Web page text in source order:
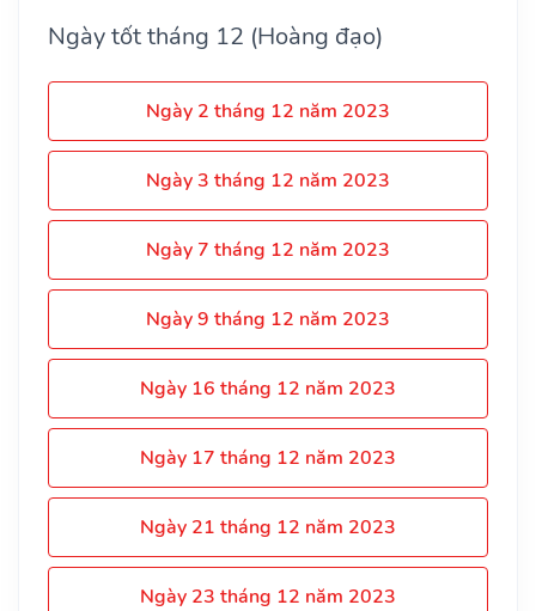
Ngày tốt tháng 12 (Hoàng đạo)
Ngày 2 tháng 12 năm 2023
Ngày 3 tháng 12 năm 2023
Ngày 7 tháng 12 năm 2023
Ngày 9 tháng 12 năm 2023
Ngày 16 tháng 12 năm 2023
Ngày 17 tháng 12 năm 2023
Ngày 21 tháng 12 năm 2023
Ngày 23 tháng 12 năm 2023